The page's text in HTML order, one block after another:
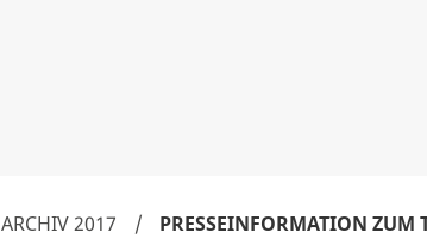
ARCHIV 2017 / PRESSEINFORMATION ZUM